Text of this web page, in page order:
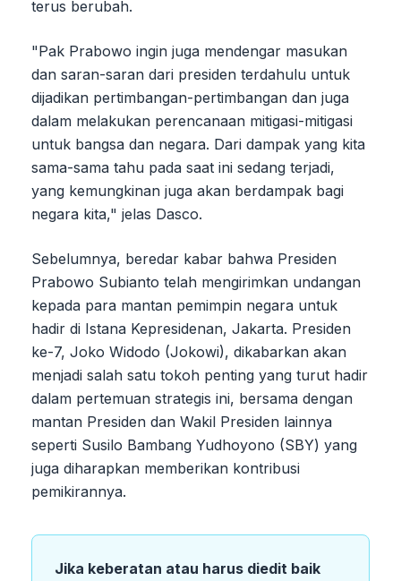
terus berubah.
"Pak Prabowo ingin juga mendengar masukan
dan saran-saran dari presiden terdahulu untuk
dijadikan pertimbangan-pertimbangan dan juga
dalam melakukan perencanaan mitigasi-mitigasi
untuk bangsa dan negara. Dari dampak yang kita
sama-sama tahu pada saat ini sedang terjadi,
yang kemungkinan juga akan berdampak bagi
negara kita," jelas Dasco.
Sebelumnya, beredar kabar bahwa Presiden
Prabowo Subianto telah mengirimkan undangan
kepada para mantan pemimpin negara untuk
hadir di Istana Kepresidenan, Jakarta. Presiden
ke-7, Joko Widodo (Jokowi), dikabarkan akan
menjadi salah satu tokoh penting yang turut hadir
dalam pertemuan strategis ini, bersama dengan
mantan Presiden dan Wakil Presiden lainnya
seperti Susilo Bambang Yudhoyono (SBY) yang
juga diharapkan memberikan kontribusi
pemikirannya.
Jika keberatan atau harus diedit baik